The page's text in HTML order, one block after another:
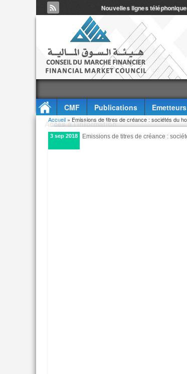
Nouvelles lignes
CMF Publications Emetteurs
Accès à l'information
Vous êtes ici
Accueil » Emissions de titres de créance : sociétés du
3 sep 2018 Emissions de titres de créance :